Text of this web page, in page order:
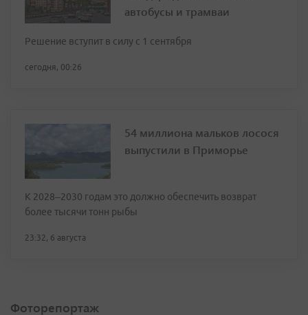
автобусы и трамваи
Решение вступит в силу с 1 сентября
сегодня, 00:26
54 миллиона мальков лосося
выпустили в Приморье
К 2028–2030 годам это должно обеспечить возврат
более тысячи тонн рыбы
23:32, 6 августа
Фоторепортаж